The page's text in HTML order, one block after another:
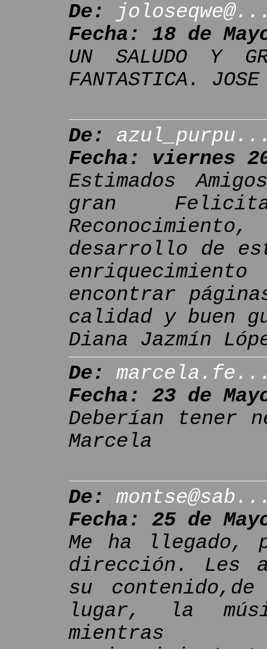
De:
Fecha: 18 de
UN SALUDO Y
FANTASTICA. JOSE
De:
Fecha: viernes
Estimados
gran
desarrollo de
encontrar
calidad y buen
Diana Jazmín
De:
Fecha: 23 de
Deberían tener
Marcela
De:
Fecha: 25 de
Me ha llegado,
dirección. Les
su
lugar, la
mientras